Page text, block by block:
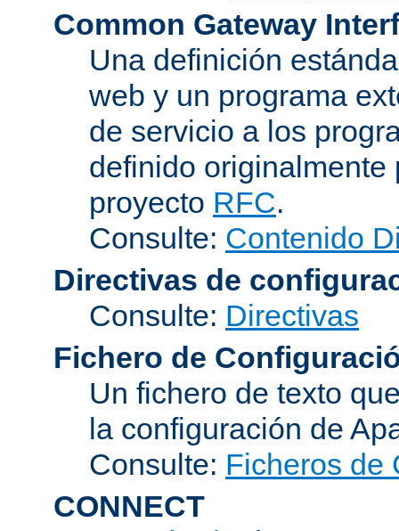
Common Gateway
Una definición
web y un programa
de servicio a los
definido
proyecto RFC.
Consulte: Contenido
Directivas de
Consulte: Directivas
Fichero de
Un fichero de texto
la configuración de
Consulte: Ficheros de
CONNECT